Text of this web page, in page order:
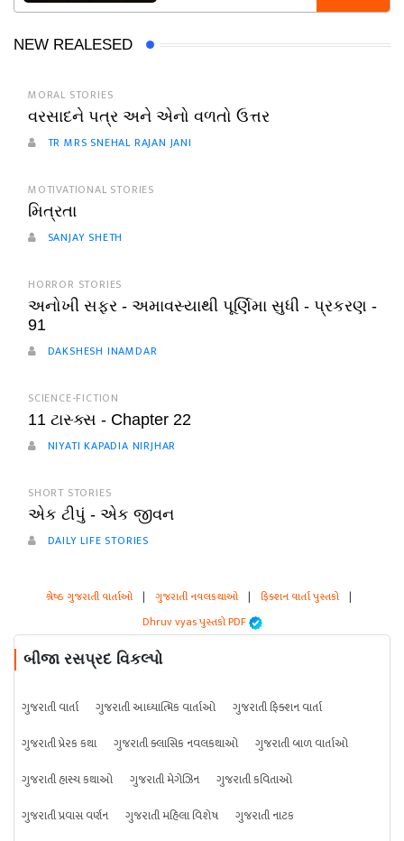
NEW REALESED
MORAL STORIES
વરસાદને પત્ર અને એનો વળતો ઉત્તર
TR MRS SNEHAL RAJAN JANI
MOTIVATIONAL STORIES
મિત્રતા
SANJAY SHETH
HORROR STORIES
અનોખી સફર - અમાવસ્યાથી પૂર્ણિમા સુધી - પ્રકરણ -
91
DAKSHESH INAMDAR
SCIENCE-FICTION
11 ટાસ્ક્સ - Chapter 22
NIYATI KAPADIA NIRJHAR
SHORT STORIES
એક ટીપું - એક જીવન
DAILY LIFE STORIES
શ્રેષ્ઠ ગુજરાતી વાર્તાઓ | ગુજરાતી નવલકથાઓ | ફિક્શન વાર્તા પુસ્તકો |
Dhruv vyas પુસ્તકો PDF
બીજા રસપ્રદ વિકલ્પો
ગુજરાતી વાર્તા ગુજરાતી આધ્યાત્મિક વાર્તાઓ
ગુજરાતી ફિક્શન વાર્તા
ગુજરાતી પ્રેરક કથા
ગુજરાતી ક્લાસિક નવલકથાઓ
ગુજરાતી બાળ વાર્તાઓ
ગુજરાતી હાસ્ય કથાઓ
ગુજરાતી મેગેઝિન
ગુજરાતી કવિતાઓ
ગુજરાતી પ્રવાસ વર્ણન
ગુજરાતી મહિલા વિશેષ
ગુજરાતી નાટક